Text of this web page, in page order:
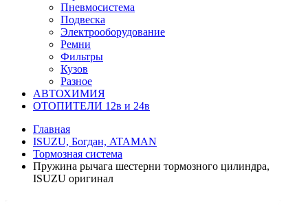
Пневмосистема
Подвеска
Электрооборудование
Ремни
Фильтры
Кузов
Разное
АВТОХИМИЯ
ОТОПИТЕЛИ 12в и 24в
Главная
ISUZU, Богдан, ATAMAN
Тормозная система
Пружина рычага шестерни тормозного цилиндра,
ISUZU оригинал